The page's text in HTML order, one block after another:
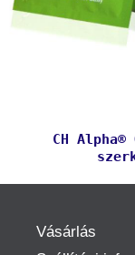
CH
Vásárlás